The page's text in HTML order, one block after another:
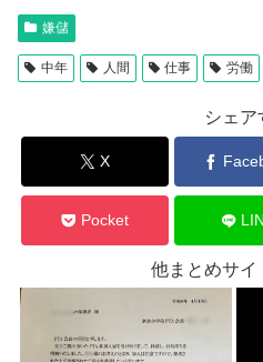
嫌儲
中年 人間 仕事 労働
シェア
X
Pocket
他まとめサイ